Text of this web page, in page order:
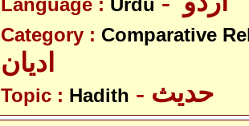
Language : Urdu
Category : Comparative
ادیان
Topic : Hadith - حدیث